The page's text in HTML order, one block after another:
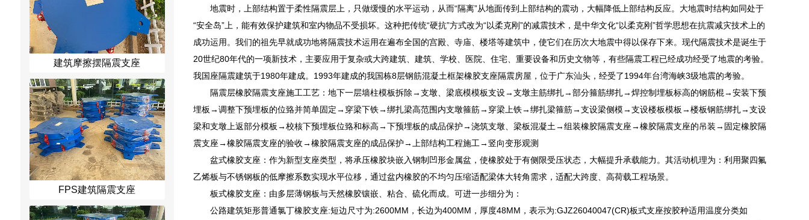
建筑摩擦摆隔震支座
FPS建筑隔震支座
地震时，上部结构置于柔性隔震层上，只做缓慢的水平运动，从而“隔离”从地面传到上部结构的震动，大幅降低上部结构反应。大地震时结构如同处于
“安全岛”上，能有效保护建筑和室内物品不受损坏。这种把传统“硬抗”方式改为“以柔克刚”的减震技术，是中华文化“以柔克刚”哲学思想在抗震减灾技术上的
成功运用。我们的祖先早就成功地将隔震技术运用在遍布全国的宫殿、寺庙、楼塔等建筑中，使它们在历次大地震中得以保存下来。现代隔震技术是诞生于
20世纪80年代的一项新技术，主要应用于复杂或大跨建筑、建筑、学校、医院、住宅、重要设备和历史文物等，有些隔震工程已经成功经受了地震的考验。
我国座隔震建筑于1980年建成。1993年建成的我国栋8层钢筋混凝土框架橡胶支座隔震房屋，位于广东汕头，经受了1994年台湾海峡3级地震的考验。
隔震层橡胶隔震支座施工工艺：地下一层墙柱模板拆除→支墩、梁底模模板支设→支墩主筋绑扎→部分箍筋绑扎→焊控制埋板标高的钢筋棍→安装下预
埋板→调整下预埋板的位臵并简单固定→穿梁下铁→绑扎梁高范围内支墩箍筋→穿梁上铁→绑扎梁箍筋→支设梁侧模→支设楼板模板→楼板钢筋绑扎→支设
梁和支墩上返部分模板→校核下预埋板位臵和标高→下预埋板的成品保护→浇筑支墩、梁板混凝土→组装橡胶隔震支座→橡胶隔震支座的吊装→固定橡胶隔
震支座→橡胶隔震支座的验收→橡胶隔震支座的成品保护→上部结构工程施工→竖向变形观测
盆式橡胶支座：作为新型支座类型，将承压橡胶块嵌入钢制凹形金属盆，使橡胶处于有侧限受压状态，大幅提升承载能力。其活动机理为：利用聚四氟
乙烯板与不锈钢板的低摩擦系数实现水平位移，通过盆内橡胶的不均匀压缩适配梁体大转角需求，适配大跨度、高荷载工程场景。
板式橡胶支座：由多层薄钢板与天然橡胶镶嵌、粘合、硫化而成。可进一步细分为：
公路建筑矩形普通氯丁橡胶支座:短边尺寸为:2600MM，长边为400MM，厚度48MM，表示为:GJZ26040047(CR)板式支座按胶种适用温度分类如